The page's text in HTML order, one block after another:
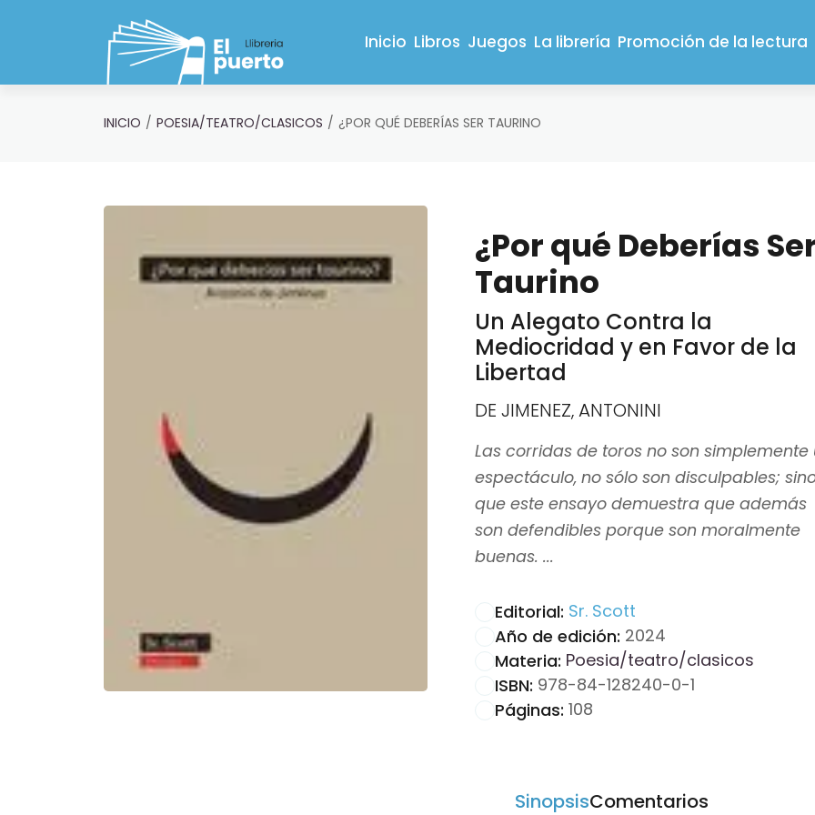
Inicio Libros Juegos La librería Promoción de la lectura
INICIO POESIA/TEATRO/CLASICOS ¿POR QUÉ DEBERÍAS SER TAURINO
¿Por qué Deberías
Taurino
Un Alegato Contra la
Mediocridad y en Favor de la
Libertad
DE JIMENEZ, ANTONINI
Las corridas de toros no son simplemente
espectáculo, no sólo son disculpables;
que este ensayo demuestra que además
son defendibles porque son moralmente
buenas. ...
Editorial: Sr. Scott
Año de edición: 2024
Materia: Poesia/teatro/clasicos
ISBN: 978-84-128240-0-1
Páginas: 108
SinopsisComentarios